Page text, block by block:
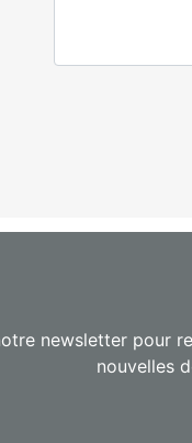
newsletter pour
nouvelles